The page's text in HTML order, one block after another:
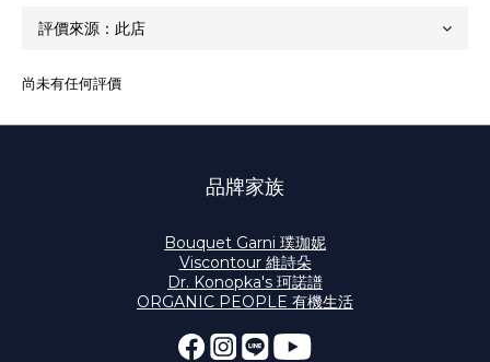
尚未有任何評價
品牌家族
Bouquet Garni 璞珈妮
Viscontour 維詩朵
Dr. Konopka's 珂諾譜
ORGANIC PEOPLE 有機生活